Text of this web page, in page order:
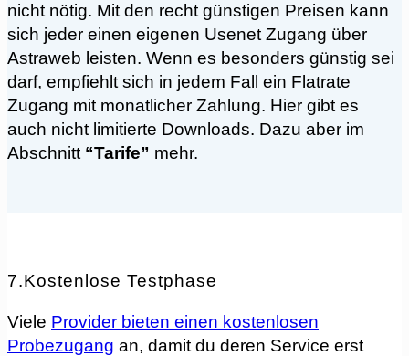
nicht nötig. Mit den recht günstigen Preisen kann
sich jeder einen eigenen Usenet Zugang über
Astraweb leisten. Wenn es besonders günstig sei
darf, empfiehlt sich in jedem Fall ein Flatrate
Zugang mit monatlicher Zahlung. Hier gibt es
auch nicht limitierte Downloads. Dazu aber im
Abschnitt “Tarife” mehr.
7.Kostenlose Testphase
Viele Provider bieten einen kostenlosen
Probezugang an, damit du deren Service erst